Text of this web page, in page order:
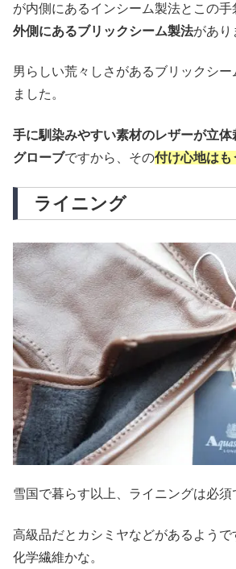
が内側にあるインシーム製法とこの手
外側にあるブリックシーム製法があり
男らしい荒々しさがあるブリックシ
ました。
手に馴染みやすい素材のレザーが立
グローブですから、その付け心地はも
ライニング
雪国で暮らす以上、ライニングは必須
高級品だとカシミヤなどがあるよう
化学繊維かな。